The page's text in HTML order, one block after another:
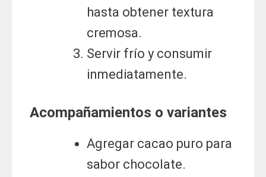
hasta obtener textura
cremosa.
Servir frío y consumir
inmediatamente.
Acompañamientos o variantes
Agregar cacao puro para
sabor chocolate.